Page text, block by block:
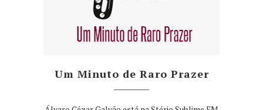
Um Minuto de Raro Prazer